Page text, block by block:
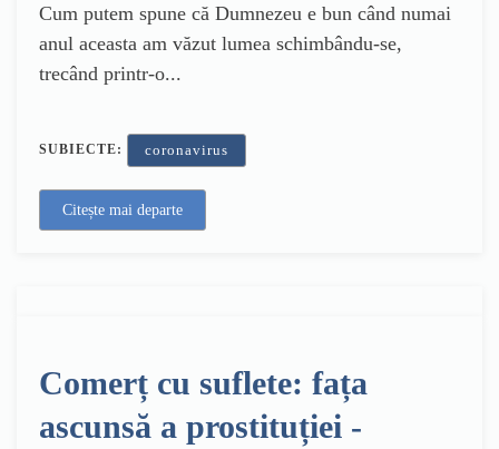
Cum putem spune că Dumnezeu e bun când numai
anul aceasta am văzut lumea schimbându-se,
trecând printr-o...
SUBIECTE: coronavirus
Citește mai departe
Comerț cu suflete: fața
ascunsă a prostituției -